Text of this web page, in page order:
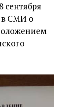
сентября
в СМИ о